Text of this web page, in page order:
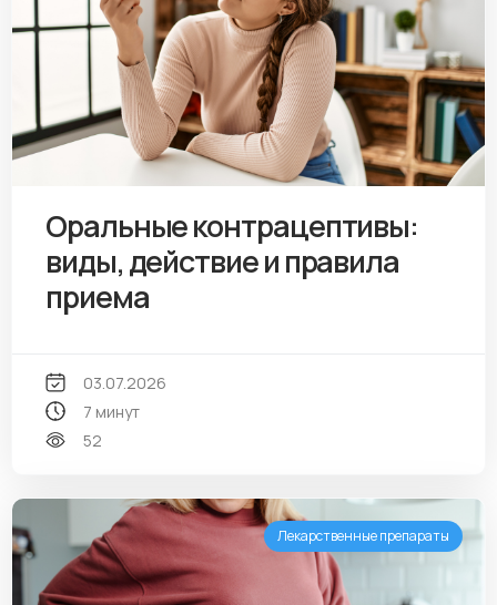
Оральные контрацептивы:
виды, действие и правила
приема
03.07.2026
7 минут
52
Лекарственные препараты